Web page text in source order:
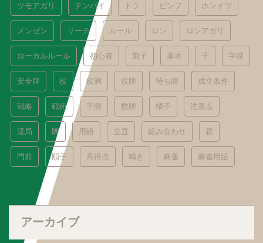
ツモアガリ テンパイ ドラ ピンフ ホンイツ
メンゼン リーチ ルール ロン ロンアガリ
ローカルルール 初心者 刻子 基本 子 字牌
安全牌 役 役満 役牌 待ち牌 成立条件
戦略 戦術 手牌 数牌 槓子 注意点
流局 牌 用語 立直 組み合わせ 親
門前 順子 高得点 鳴き 麻雀 麻雀用語
アーカイブ